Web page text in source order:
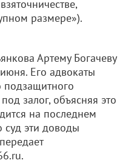
размере»).
Артему Богачеву
Его адвокаты
подзащитного
залог, объясняя это
на последнем
суд эти доводы